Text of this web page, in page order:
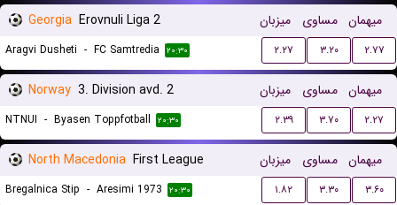
Georgia Erovnuli Liga 2 میزبان مساوی میهمان
Aragvi Dusheti - FC Samtredia ۲۰:۳۰ ۲.۲۷ ۳.۲۰ ۲.۷۷
Norway 3. Division avd. 2 میزبان مساوی میهمان
NTNUI - Byasen Toppfotball ۲۰:۳۰ ۲.۳۹ ۳.۷۰ ۲.۲۷
North Macedonia First League میزبان مساوی میهمان
Bregalnica Stip - Aresimi 1973 ۲۰:۳۰ ۱.۸۲ ۳.۳۰ ۳.۶۰